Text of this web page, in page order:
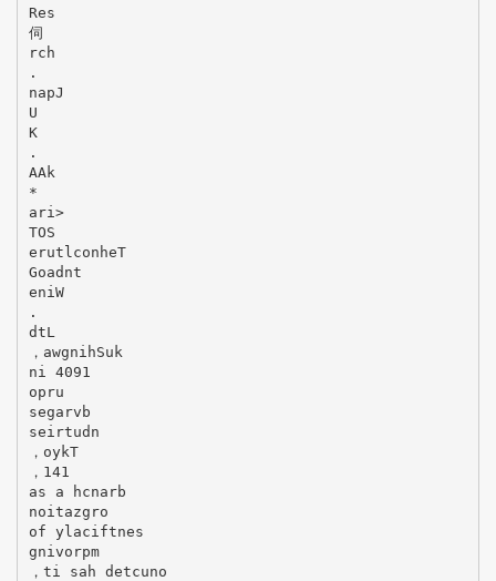
Res
伺
rch
.
napJ
U
K
.
AAk
*
ari>
TOS
erutlconheT
Goadnt
eniW
.
dtL
，awgnihSuk
ni 4091
opru
segarvb
seirtudn
，oykT
，141
as a hcnarb
noitazgro
of ylaciftnes
gnivorpm
，ti sah detcuno